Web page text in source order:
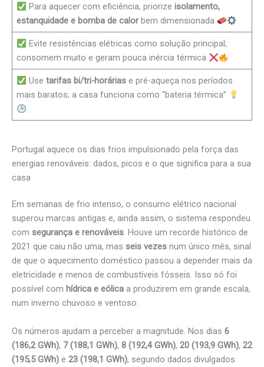
Para aquecer com eficiência, priorize isolamento,
estanquidade e bomba de calor bem dimensionada
Evite resistências elétricas como solução principal;
consomem muito e geram pouca inércia térmica
Use tarifas bi/tri-horáriase pré-aqueça nos períodos
mais baratos; a casa funciona como “bateria térmica”
Portugal aquece os dias frios impulsionado pela força das
energias renováveis: dados, picos e o que significa para a sua
casa
Em semanas de frio intenso, o consumo elétrico nacional
superou marcas antigas e, ainda assim, o sistema respondeu
com segurança e renováveis. Houve um recorde histórico de
2021 que caiu não uma, mas seis vezes num único mês, sinal
de que o aquecimento doméstico passou a depender mais da
eletricidade e menos de combustíveis fósseis. Isso só foi
possível com hídrica e eólica a produzirem em grande escala,
num inverno chuvoso e ventoso.
Os números ajudam a perceber a magnitude. Nos dias 6
(186,2 GWh), 7 (188,1 GWh), 8 (192,4 GWh), 20 (193,9 GWh), 22
(195,5 GWh) e 23 (198,1 GWh), segundo dados divulgados